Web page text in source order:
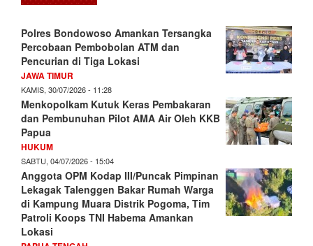
Polres Bondowoso Amankan Tersangka
Percobaan Pembobolan ATM dan
Pencurian di Tiga Lokasi
JAWA TIMUR
KAMIS, 30/07/2026 - 11:28
Menkopolkam Kutuk Keras Pembakaran
dan Pembunuhan Pilot AMA Air Oleh KKB
Papua
HUKUM
SABTU, 04/07/2026 - 15:04
Anggota OPM Kodap III/Puncak Pimpinan
Lekagak Talenggen Bakar Rumah Warga
di Kampung Muara Distrik Pogoma, Tim
Patroli Koops TNI Habema Amankan
Lokasi